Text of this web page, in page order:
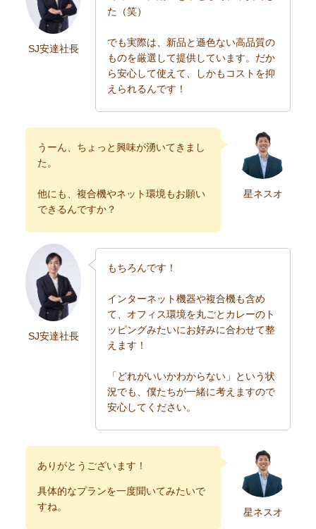
SJ安達社長
た（笑）
でも実際は、新品と遜色ない高品質の
ものを厳選して提供しています。だか
ら安心して使えて、しかもコストを抑
えられるんです！
うーん、ちょっと興味が湧いてきまし
た。
他にも、複合機やネット環境もお願い
できるんですか？
星ネスオ
SJ安達社長
もちろんです！
インターネット機器や複合機も含め
て、オフィス環境を丸ごとカレーのト
ッピングみたいにお好みに合わせて整
えます！
「どれがいいかわからない」という状
況でも、僕たちが一緒に考えますので
安心してください。
ありがとうございます！
具体的なプランを一度聞いてみたいで
すね。
星ネスオ